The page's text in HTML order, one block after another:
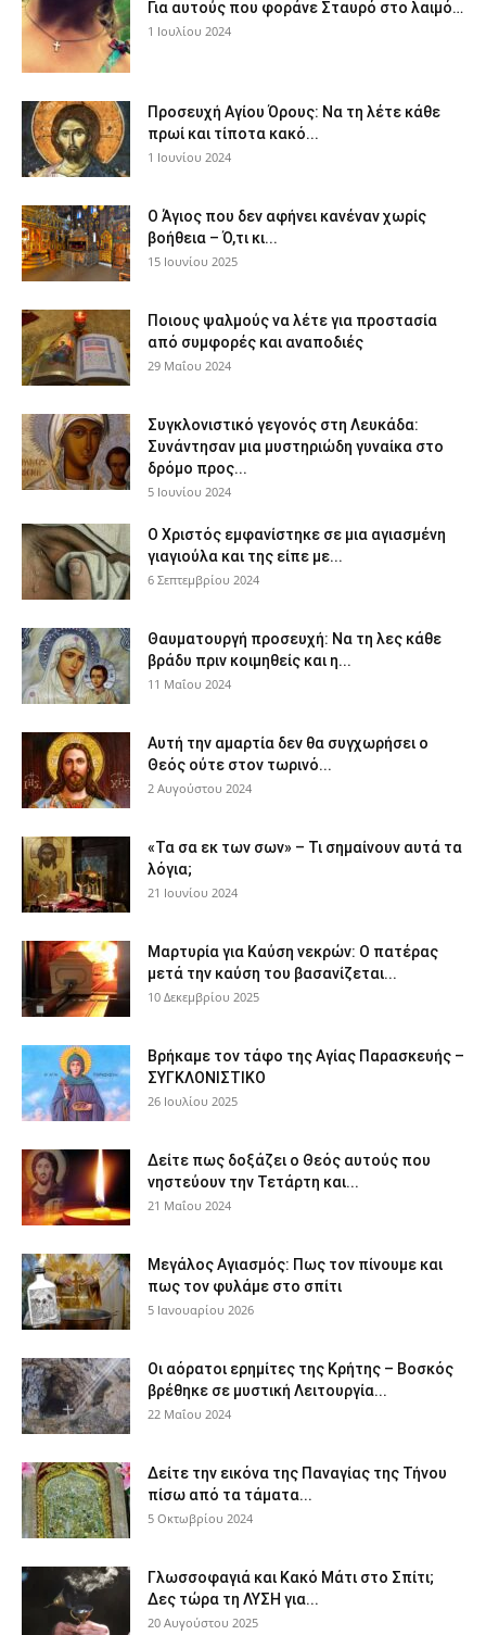
Για αυτούς που φοράνε Σταυρό στο λαιμό…
1 Ιουλίου 2024
Προσευχή Αγίου Όρους: Να τη λέτε κάθε
πρωί και τίποτα κακό...
1 Ιουνίου 2024
Ο Άγιος που δεν αφήνει κανέναν χωρίς
βοήθεια – Ό,τι κι...
15 Ιουνίου 2025
Ποιους ψαλμούς να λέτε για προστασία
από συμφορές και αναποδιές
29 Μαΐου 2024
Συγκλονιστικό γεγονός στη Λευκάδα:
Συνάντησαν μια μυστηριώδη γυναίκα στο
δρόμο προς...
5 Ιουνίου 2024
Ο Χριστός εμφανίστηκε σε μια αγιασμένη
γιαγιούλα και της είπε με...
6 Σεπτεμβρίου 2024
Θαυματουργή προσευχή: Να τη λες κάθε
βράδυ πριν κοιμηθείς και η...
11 Μαΐου 2024
Αυτή την αμαρτία δεν θα συγχωρήσει ο
Θεός ούτε στον τωρινό...
2 Αυγούστου 2024
«Τα σα εκ των σων» – Τι σημαίνουν αυτά τα
λόγια;
21 Ιουνίου 2024
Μαρτυρία για Καύση νεκρών: Ο πατέρας
μετά την καύση του βασανίζεται...
10 Δεκεμβρίου 2025
Βρήκαμε τον τάφο της Αγίας Παρασκευής –
ΣΥΓΚΛΟΝΙΣΤΙΚΟ
26 Ιουλίου 2025
Δείτε πως δοξάζει ο Θεός αυτούς που
νηστεύουν την Τετάρτη και...
21 Μαΐου 2024
Μεγάλος Αγιασμός: Πως τον πίνουμε και
πως τον φυλάμε στο σπίτι
5 Ιανουαρίου 2026
Οι αόρατοι ερημίτες της Κρήτης – Βοσκός
βρέθηκε σε μυστική Λειτουργία...
22 Μαΐου 2024
Δείτε την εικόνα της Παναγίας της Τήνου
πίσω από τα τάματα...
5 Οκτωβρίου 2024
Γλωσσοφαγιά και Κακό Μάτι στο Σπίτι;
Δες τώρα τη ΛΥΣΗ για...
20 Αυγούστου 2025